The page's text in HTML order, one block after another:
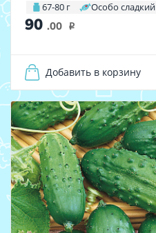
67-80 г Особо сладкий
90 .00 i
Добавить в корзину